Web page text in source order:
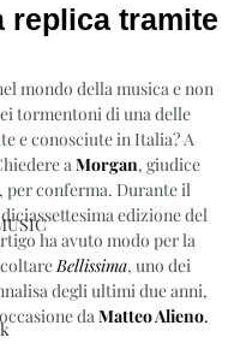
replica tramite
mondo della musica e non
tormentoni di una delle
e conosciute in Italia? A
a Morgan, giudice
, per conferma. Durante il
edizione del
ha avuto modo per la
Bellissima, uno dei
degli ultimi due anni,
da Matteo Alieno.